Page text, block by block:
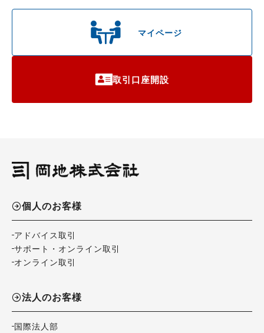
マイページ
取引口座開設
個人のお客様
アドバイス取引
サポート・オンライン取引
オンライン取引
法人のお客様
国際法人部